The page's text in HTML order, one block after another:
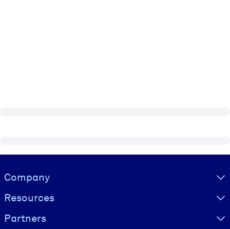
Visually hidden Text
Company
Resources
Partners